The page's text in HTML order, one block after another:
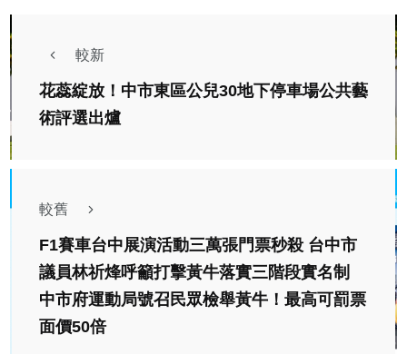
較新
花蕊綻放！中市東區公兒30地下停車場公共藝
術評選出爐
較舊
F1賽車台中展演活動三萬張門票秒殺 台中市
議員林祈烽呼籲打擊黃牛落實三階段實名制
中市府運動局號召民眾檢舉黃牛！最高可罰票
面價50倍